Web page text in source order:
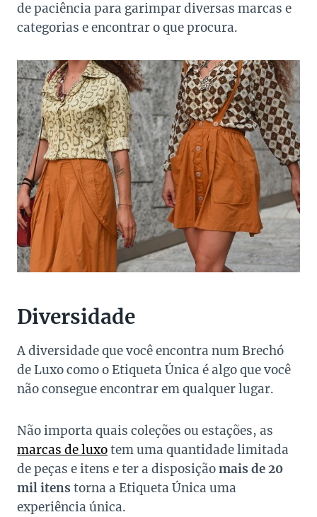
de paciência para garimpar diversas marcas e
categorias e encontrar o que procura.
Diversidade
A diversidade que você encontra num Brechó
de Luxo como o Etiqueta Única é algo que você
não consegue encontrar em qualquer lugar.
Não importa quais coleções ou estações, as
marcas de luxotem uma quantidade limitada
de peças e itens e ter a disposiçãomais de 20
mil itens torna a Etiqueta Única uma
experiência única.